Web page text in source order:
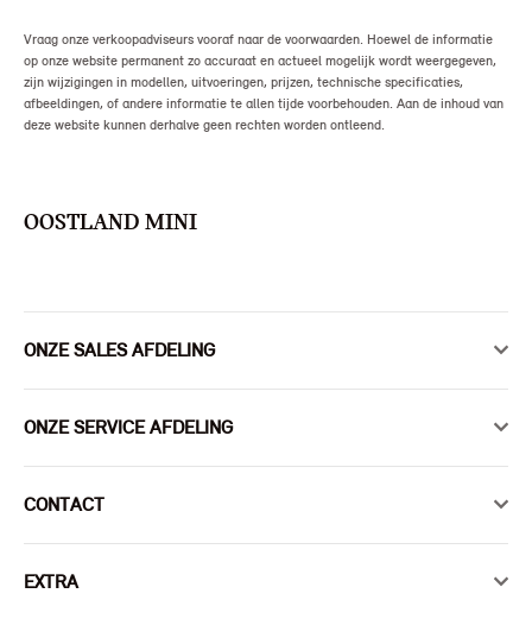
Vraag onze verkoopadviseurs vooraf naar de voorwaarden. Hoewel de informatie
op onze website permanent zo accuraat en actueel mogelijk wordt weergegeven,
zijn wijzigingen in modellen, uitvoeringen, prijzen, technische specificaties,
afbeeldingen, of andere informatie te allen tijde voorbehouden. Aan de inhoud van
deze website kunnen derhalve geen rechten worden ontleend.
OOSTLAND MINI
ONZE SALES AFDELING
ONZE SERVICE AFDELING
CONTACT
EXTRA